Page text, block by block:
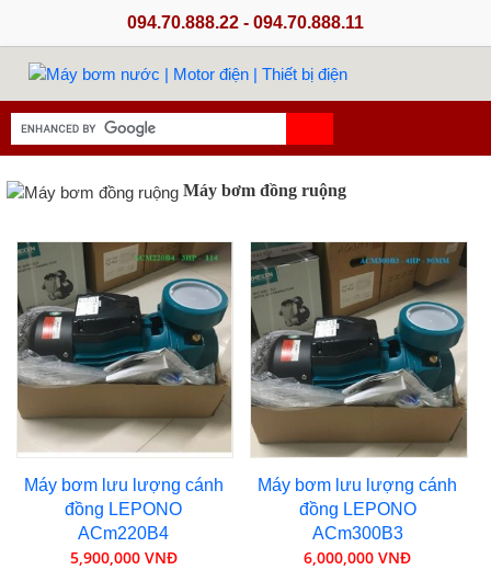
094.70.888.22 - 094.70.888.11
Máy bơm đồng ruộng
Máy bơm lưu lượng cánh
đồng LEPONO
ACm220B4
5,900,000 VNĐ
Máy bơm lưu lượng cánh
đồng LEPONO
ACm300B3
6,000,000 VNĐ